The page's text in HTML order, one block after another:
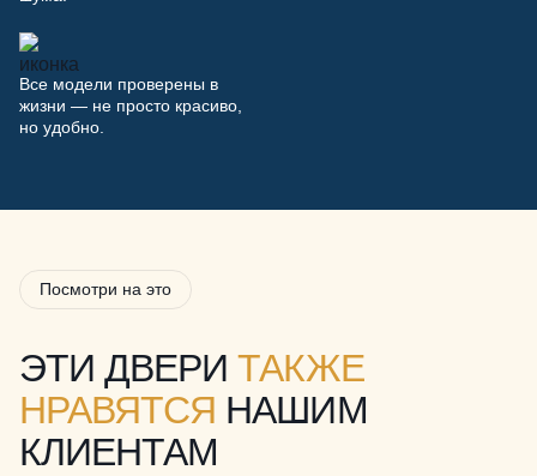
Все модели проверены в
жизни — не просто красиво,
но удобно.
Посмотри на это
ЭТИ ДВЕРИТАКЖЕ
НРАВЯТСЯ НАШИМ
КЛИЕНТАМ